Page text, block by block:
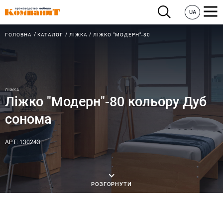
UA
ГОЛОВНА КАТАЛОГ ЛІЖКА ЛІЖКО "МОДЕРН"-80
ЛІЖКА
Ліжко "Модерн"-80 кольору Дуб
сонома
АРТ: 130243
РОЗГОРНУТИ